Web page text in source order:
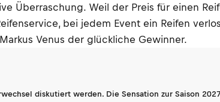
Überraschung. Weil der Preis für einen
bei jedem Event ein Reifen
Venus der glückliche Gewinner.
diskutiert werden. Die Sensation zur Saison